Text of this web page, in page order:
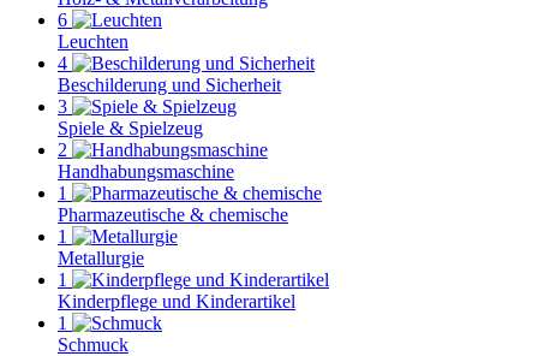
6
Leuchten
4
Beschilderung und Sicherheit
3
Spiele & Spielzeug
2
Handhabungsmaschine
1
Pharmazeutische & chemische
1
Metallurgie
1
Kinderpflege und Kinderartikel
1
Schmuck